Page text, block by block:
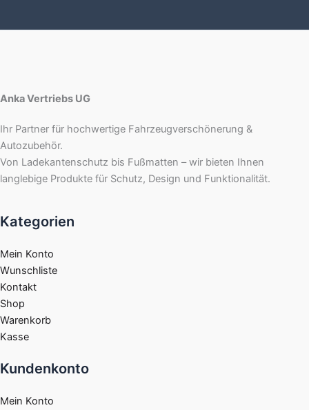
Anka Vertriebs UG
Ihr Partner für hochwertige Fahrzeugverschönerung &
Autozubehör.
Von Ladekantenschutz bis Fußmatten – wir bieten Ihnen
langlebige Produkte für Schutz, Design und Funktionalität.
Kategorien
Mein Konto
Wunschliste
Kontakt
Shop
Warenkorb
Kasse
Kundenkonto
Mein Konto